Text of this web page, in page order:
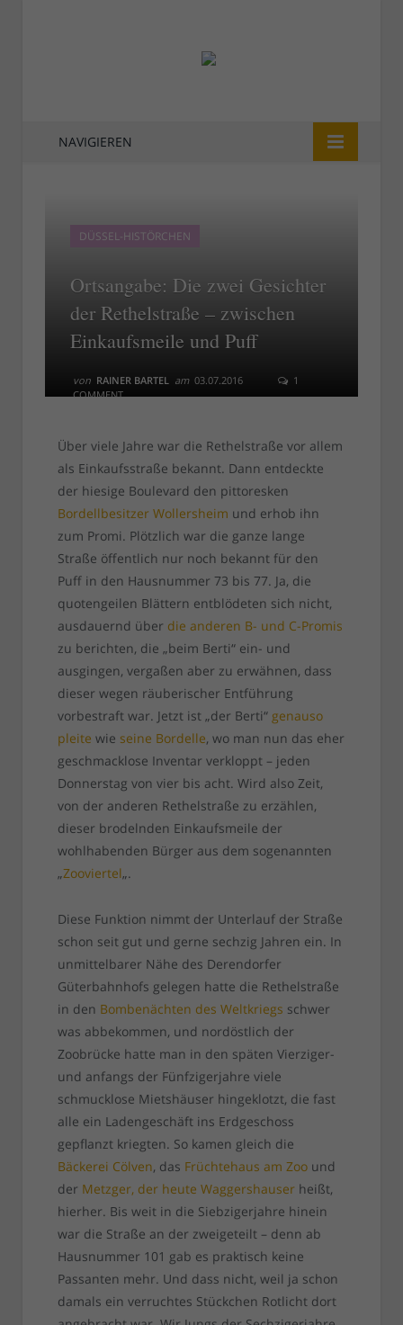
NAVIGIEREN
DÜSSEL-HISTÖRCHEN
Ortsangabe: Die zwei Gesichter
der Rethelstraße – zwischen
Einkaufsmeile und Puff
von RAINER BARTEL am 03.07.2016
1
COMMENT
Über viele Jahre war die Rethelstraße vor allem
als Einkaufsstraße bekannt. Dann entdeckte
der hiesige Boulevard den pittoresken
Bordellbesitzer Wollersheim und erhob ihn
zum Promi. Plötzlich war die ganze lange
Straße öffentlich nur noch bekannt für den
Puff in den Hausnummer 73 bis 77. Ja, die
quotengeilen Blättern entblödeten sich nicht,
ausdauernd über die anderen B- und C-Promis
zu berichten, die „beim Berti“ ein- und
ausgingen, vergaßen aber zu erwähnen, dass
dieser wegen räuberischer Entführung
vorbestraft war. Jetzt ist „der Berti“ genauso
pleite wie seine Bordelle, wo man nun das eher
geschmacklose Inventar verkloppt – jeden
Donnerstag von vier bis acht. Wird also Zeit,
von der anderen Rethelstraße zu erzählen,
dieser brodelnden Einkaufsmeile der
wohlhabenden Bürger aus dem sogenannten
„Zooviertel„.
Diese Funktion nimmt der Unterlauf der Straße
schon seit gut und gerne sechzig Jahren ein. In
unmittelbarer Nähe des Derendorfer
Güterbahnhofs gelegen hatte die Rethelstraße
in den Bombenächten des Weltkriegs schwer
was abbekommen, und nordöstlich der
Zoobrücke hatte man in den späten Vierziger-
und anfangs der Fünfzigerjahre viele
schmucklose Mietshäuser hingeklotzt, die fast
alle ein Ladengeschäft ins Erdgeschoss
gepflanzt kriegten. So kamen gleich die
Bäckerei Cölven, das Früchtehaus am Zoound
der Metzger, der heute Waggershauserheißt,
hierher. Bis weit in die Siebzigerjahre hinein
war die Straße an der zweigeteilt – denn ab
Hausnummer 101 gab es praktisch keine
Passanten mehr. Und dass nicht, weil ja schon
damals ein verruchtes Stückchen Rotlicht dort